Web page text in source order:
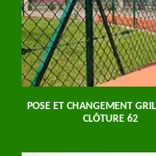
POSE ET CHANGEMENT
CLÔTURE 62